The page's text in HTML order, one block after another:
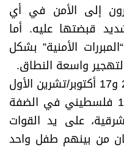
إلى الأمن في أي
قبضتها عليه. أما
الأمنية” بشكل
واسعة النطاق.
بين 7 أكتوبر/تشرين الأول 2023 و17 أكتوبر/تشرين الأول
2025، قُتل ما لا يقل عن 1001 فلسطيني في الضفة
على يد القوات
من بينهم طفل واحد